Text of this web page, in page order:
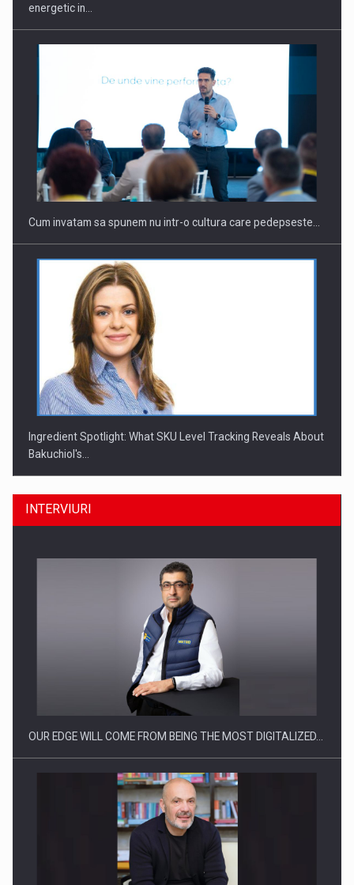
Webinar - Business Evolution-RETHINK STRATEGY-Finantare
Investitii Digitalizare
energetic in…
Cum invatam sa spunem nu intr-o cultura care pedepseste…
Ingredient Spotlight: What SKU Level Tracking Reveals About
Bakuchiol's…
Producatorii si comerciantii care nu se supun noilor
INTERVIURI
OUR EDGE WILL COME FROM BEING THE MOST DIGITALIZED…